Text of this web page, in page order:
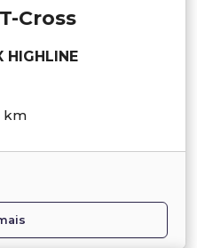
T-Cross
HIGHLINE
km